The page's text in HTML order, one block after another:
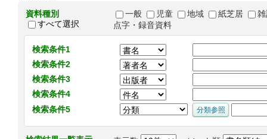
資料種別
すべて選択
一般 児童 地域 紙芝居
点字・録音資料
検索条件1
検索条件2
検索条件3
検索条件4
検索条件5